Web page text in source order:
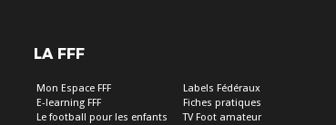
LA FFF
Mon Espace FFF
E-learning FFF
Le football pour les enfants
Labels Fédéraux
Fiches pratiques
TV Foot amateur